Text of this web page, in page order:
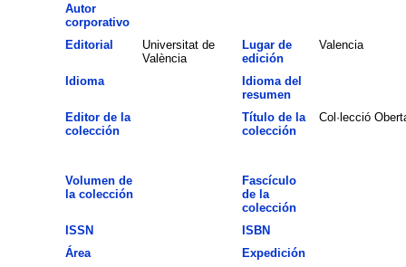
Autor
corporativo
Editorial
Universitat de
València
Lugar de
edición
Valencia
Idioma
Idioma del
resumen
Editor de la
colección
Título de la
colección
Col·lecció
Volumen de
la colección
Fascículo
de la
colección
ISSN
ISBN
Área
Expedición